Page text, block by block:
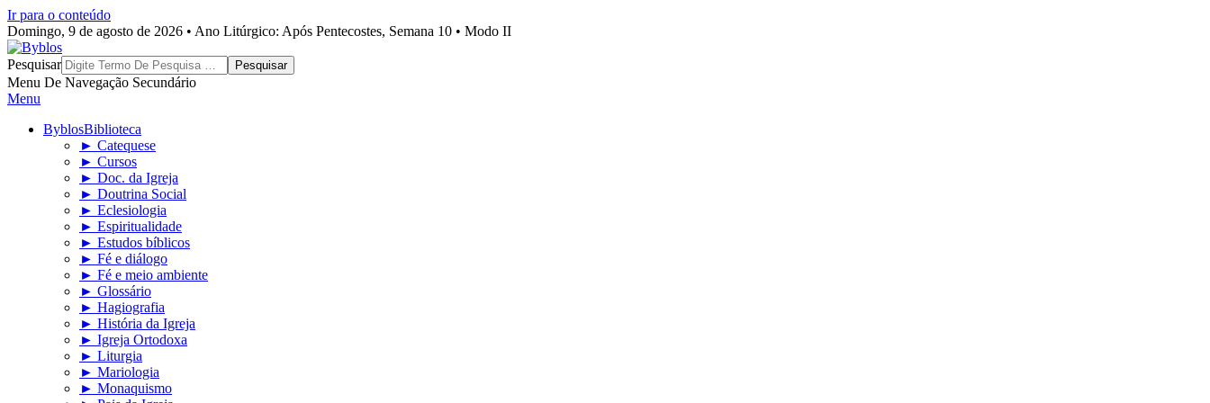
Ir para o conteúdo
Domingo, 9 de agosto de 2026 • Ano Litúrgico: Após Pentecostes, Semana 10 • Modo II
Byblos
Pesquisar
Menu De Navegação Secundário
Menu
ByblosBiblioteca
► Catequese
► Cursos
► Doc. da Igreja
► Doutrina Social
► Eclesiologia
► Espiritualidade
► Estudos bíblicos
► Fé e diálogo
► Fé e meio ambiente
► Glossário
► Hagiografia
► História da Igreja
► Igreja Ortodoxa
► Liturgia
► Mariologia
► Monaquismo